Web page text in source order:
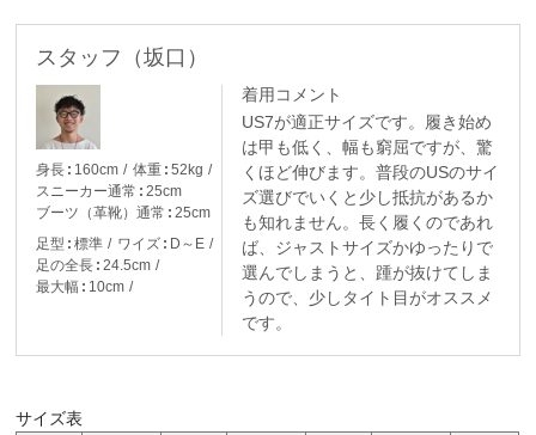
スタッフ（坂口）
身長 160cm 体重
52kg
スニーカー通常
25cm
ブーツ（革靴）通常
25cm
足型
標準 ワイズ
D～E
足の全長
24.5cm
最大幅
10cm
着用コメント
US7が適正サイズです。履き始め
は甲も低く、幅も窮屈ですが、驚
くほど伸びます。普段のUSのサイ
ズ選びでいくと少し抵抗があるか
も知れません。長く履くのであれ
ば、ジャストサイズかゆったりで
選んでしまうと、踵が抜けてしま
うので、少しタイト目がオススメ
です。
サイズ表